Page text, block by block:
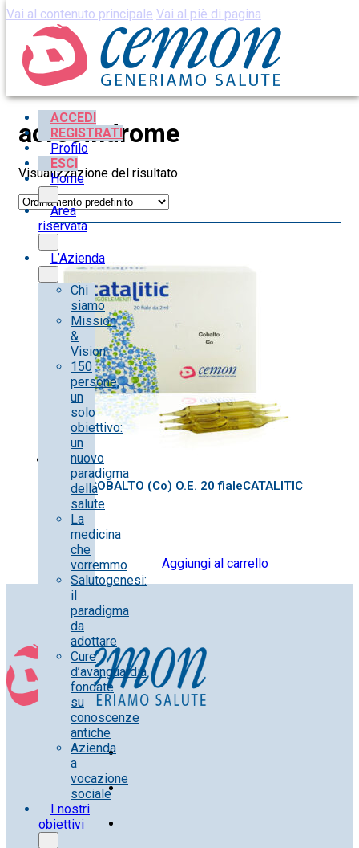
Vai al contenuto principale Vai al piè di pagina
ACCEDI
REGISTRATI
Profilo
ESCI
Home
Area
riservata
L’Azienda
Chi
siamo
Mission
&
Vision
150
persone,
un
solo
obiettivo:
un
nuovo
paradigma
della
salute
La
medicina
che
vorremmo
Salutogenesi:
il
paradigma
da
adottare
Cure
d’avanguardia
fondate
su
conoscenze
antiche
Azienda
a
vocazione
sociale
I nostri
obiettivi
acrosindrome
Visualizzazione del risultato
COBALTO (Co) O.E. 20 fialeCATALITIC
20.00€ IVA inclusa Aggiungi al carrello